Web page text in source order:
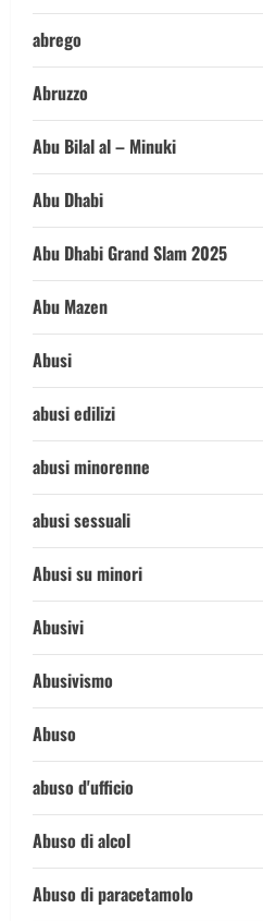
abrego
Abruzzo
Abu Bilal al – Minuki
Abu Dhabi
Abu Dhabi Grand Slam 2025
Abu Mazen
Abusi
abusi edilizi
abusi minorenne
abusi sessuali
Abusi su minori
Abusivi
Abusivismo
Abuso
abuso d'ufficio
Abuso di alcol
Abuso di paracetamolo